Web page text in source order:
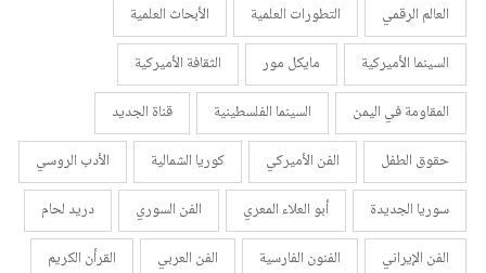
العالم الرقمي
التطورات العلمية
الأبحاث العلمية
السينما الأميركية
مايكل مور
الثقافة الأميركية
المقاومة في اليمن
السينما الفلسطينية
قناة الجديد
حقوق الطفل
الفن الأميركي كوريا الشمالية
الأدب الروسي
سوريا الجديدة
أبو العلاء المعري الفن السوري
دريد لحام
الفن الإيراني
الفنون الفارسية الفن العربي
القرأن الكريم